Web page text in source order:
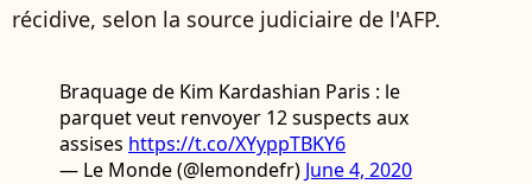
récidive, selon la source judiciaire de l'AFP.
Braquage de Kim Kardashian Paris : le
parquet veut renvoyer 12 suspects aux
assises https://t.co/XYyppTBKY6
— Le Monde (@lemondefr) June 4, 2020